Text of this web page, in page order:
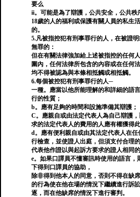
要么
ii。可能是為了辯護，公共安全，公共
18歲的人的福利或保護有關人員的私生
的。
5.凡被指控犯有刑事罪行的人，在被證
無罪的：
但在有關法律強加給上述被指控的任何
圍內，任何法律所包含的內容或在任何
均不得被認為與本條相抵觸或相抵觸。
6.每個被控犯有刑事罪行的人─
一種。應當以他所能理解的和詳細的語
行的性質；
b。應有足夠的時間和設施準備其辯護；
C。應親自或由法定代表人為自己辯護
求的法定代表人的費用的人應有權獲得
d。應有便利親自或由其法定代表人在
行檢查，並使證人出庭，但須支付合理
代表他作證以與起訴方要求的證人相同
e。如果口譯員不懂審訊時使用的語言
下得到口譯員的協助，
除非得到他本人的同意，否則不得在缺
的行為使在他在場的情況下繼續進行訴
逐，而在他缺席的情況下進行審判。